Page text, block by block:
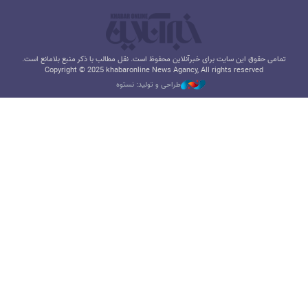
تمامی حقوق این سایت برای خبرآنلاین محفوظ است. نقل مطالب با ذکر منبع بلامانع است.
Copyright © 2025 khabaronline News Agancy, All rights reserved
طراحی و تولید: نستوه